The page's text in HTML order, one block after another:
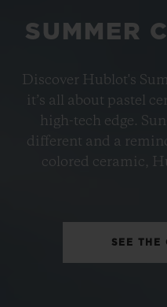
ペトロ―ルブルー
33 MM
EUR 15,200
SUMMER
Discover Hublot's
it’s all about pastel
high-tech edge.
different and a
colored ceramic,
SEE THE